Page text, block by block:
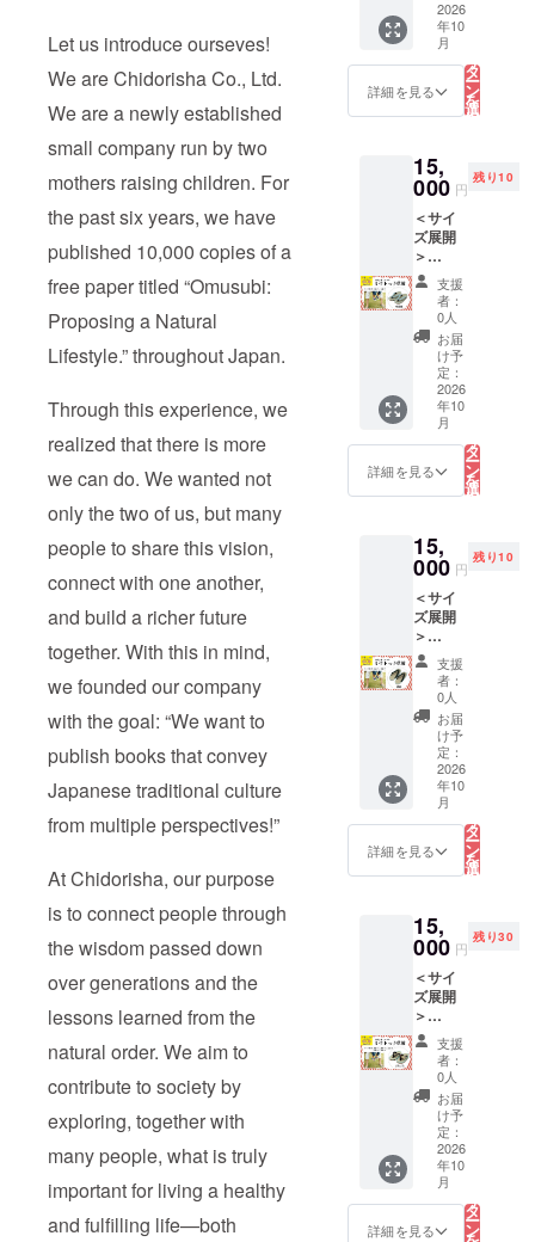
Let us introduce ourseves!
We are Chidorisha Co., Ltd.
We are a newly established
small company run by two
mothers raising children. For
the past six years, we have
published 10,000 copies of a
free paper titled “Omusubi:
Proposing a Natural
Lifestyle.” throughout Japan.
Through this experience, we
realized that there is more
we can do. We wanted not
only the two of us, but many
people to share this vision,
connect with one another,
and build a richer future
together. With this in mind,
we founded our company
with the goal: “We want to
publish books that convey
Japanese traditional culture
from multiple perspectives!”
At Chidorisha, our purpose
is to connect people through
the wisdom passed down
over generations and the
lessons learned from the
natural order. We aim to
contribute to society by
exploring, together with
many people, what is truly
important for living a healthy
and fulfilling life—both
で、開
封後は
お早め
に召し
上がり
から谷
あいに
広がる
梅畑。
王隠堂
さんが
とくに
力を入
れて栽
培して
いる梅
は、西
吉野の
在来種
「林州
（りん
と呼ば
れる梅
です。
林州
は、後
醍醐天
皇が南
朝を開
くより
前から
西吉野
で栽培
されて
いたと
伝えら
ます
が、明
植栽が
始めら
れまし
た。近
年では
皮が柔
らか
く、収
穫時に
雨が降
るだけ
ではじ
けてし
まう
「林
青果流
ろやか
で甘み
のある
口当た
りが特
発酵が
旺盛と
なり、
高温下
に長時
間置く
と味噌
の表面
が盛り
上がっ
て、ま
れに汁
が染み
出すこ
とがあ
りま
す。お
冷暗所
へ置い
さい。
保管温
度を問
わず安
心して
お召し
上がり
いただ
けます
が、風
味や色
みを保
は、冷
蔵庫や
れるこ
とをお
すすめ
しま
す。 賞
味期
限：6ヶ
月 原材
料名：
米（国
産）、
大豆
（国
産）、
食塩 ア
ン（特
サトっ
子草
履】：
「長春
色」(ピ
ンク色)
※サイズ
悩んだ
方へ 基
本的に
は普段
の靴と
同じサ
イズ推
奨。甲
高、幅
広の方
は１サ
イズ上
でもお
履きい
ただけ
る場合
も多
草履と
いう特
性上少
し小さ
めでも
快適に
履いて
いただ
けるか
と思い
ます。
ミサ
トっ子
草履
は、奈
良県の
西部に
んごう
ちょ
草履の
産地と
しても
有名な
場所で
作られ
ていま
す。 江
戸時
代、本
業とし
てわら
造を家
2026
年10
月
詳細を見る
リ
タ
ー
ン
を
選
択
15,
000 円
残り10
＜サイ
ズ展開
＞
23cm/2
4cm 株
式会社
コーベ
ヤ【ミ
サトっ
子草
履】：
「水浅
葱」(水
色) ※サ
イズ選
びに悩
へ 基本
的には
普段の
靴と同
じサイ
ズ推
奨。甲
高、幅
広の方
は１サ
イズ上
でもお
履きい
ただけ
る場合
も多
く、そ
いう特
性上少
し小さ
めでも
快適に
履いて
いただ
けるか
と思い
ます。
ミサ
トっ子
草履
は、奈
良県の
西部に
位置す
支援
者：
0人
お届
け予
定：
2026
年10
月
詳細を見る
リ
タ
ー
ン
を
選
択
15,
000 円
残り10
＜サイ
ズ展開
＞
26cm/2
8cm 株
式会社
コーベ
ヤ【ミ
サトっ
子草
履】：
「鉄
紺」
（わず
かに緑
みのあ
紺色) ※
サイズ
選びに
悩んだ
方へ 基
本的に
は普段
の靴と
同じサ
イズ推
奨。甲
高、幅
広の方
は１サ
イズ上
でもお
履きい
支援
者：
0人
お届
け予
定：
2026
年10
月
詳細を見る
リ
タ
ー
ン
を
選
択
15,
000 円
残り30
＜サイ
ズ展開
＞
18cm/2
0cm/22
cm/24c
m/26c
m 株式
会社
コーベ
ヤ【ミ
サトっ
子草
履】：
支援
者：
0人
お届
け予
定：
2026
年10
月
詳細を見る
リ
タ
ー
ン